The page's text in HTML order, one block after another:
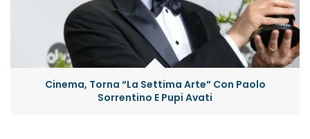
Cinema, Torna “La Settima Arte” Con Paolo
Sorrentino E Pupi Avati